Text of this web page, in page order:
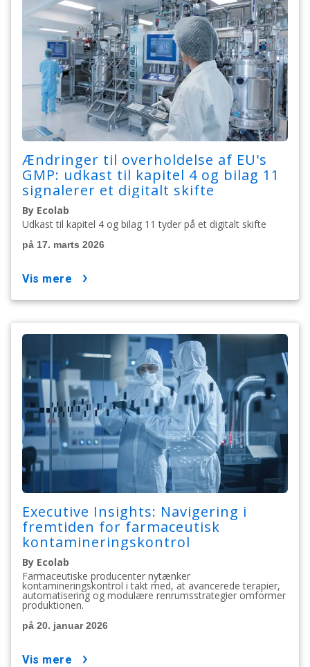
Ændringer til overholdelse af EU's
GMP: udkast til kapitel 4 og bilag 11
signalerer et digitalt skifte
By Ecolab
Udkast til kapitel 4 og bilag 11 tyder på et digitalt skifte
på 17. marts 2026
vis mere
Executive Insights: Navigering i
fremtiden for farmaceutisk
kontamineringskontrol
By Ecolab
Farmaceutiske producenter nytænker
kontamineringskontrol i takt med, at avancerede terapier,
automatisering og modulære renrumsstrategier omformer
produktionen.
på 20. januar 2026
vis mere